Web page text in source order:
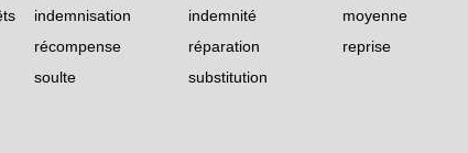
indemnisation indemnité moyenne
récompense réparation reprise
soulte substitution